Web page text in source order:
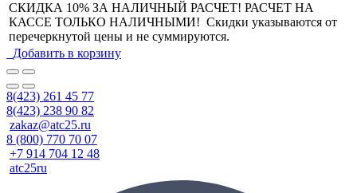
СКИДКА 10% ЗА НАЛИЧНЫЙ РАСЧЕТ! РАСЧЕТ НА
КАССЕ ТОЛЬКО НАЛИЧНЫМИ! Скидки указываются от
перечеркнутой цены и не суммируются.
Добавить в корзину
8(423) 261 45 77
8(423) 238 90 82
zakaz@atc25.ru
8 (800) 770 70 07
+7 914 704 12 48
atc25ru